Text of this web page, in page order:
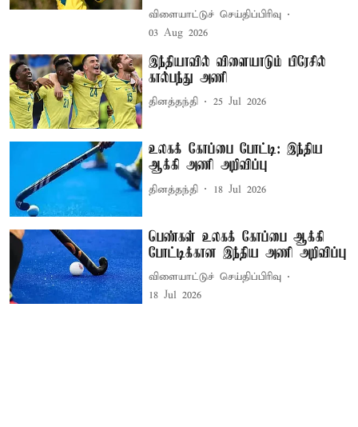
விளையாட்டுச் செய்திப்பிரிவு
03 Aug 2026
இந்தியாவில் விளையாடும் பிரேசில்
கால்பந்து அணி
தினத்தந்தி 25 Jul 2026
உலகக் கோப்பை போட்டி: இந்திய
ஆக்கி அணி அறிவிப்பு
தினத்தந்தி 18 Jul 2026
பெண்கள் உலகக் கோப்பை ஆக்கி
போட்டிக்கான இந்திய அணி அறிவிப்பு
விளையாட்டுச் செய்திப்பிரிவு
18 Jul 2026